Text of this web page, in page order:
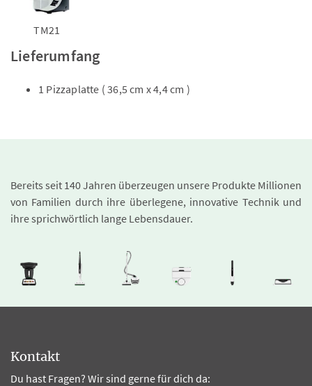
TM21
Lieferumfang
1 Pizzaplatte ( 36,5 cm x 4,4 cm )
Bereits seit 140 Jahren überzeugen unsere Produkte Millionen
von Familien durch ihre überlegene, innovative Technik und
ihre sprichwörtlich lange Lebensdauer.
Kontakt
Du hast Fragen? Wir sind gerne für dich da: